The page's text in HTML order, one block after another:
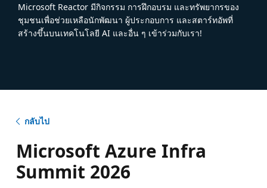
Microsoft Reactor มีกิจกรรม การฝึกอบรม และทรัพยากรของ
ชุมชนเพื่อช่วยเหลือนักพัฒนา ผู้ประกอบการ และสตาร์ทอัพที่
สร้างขึ้นบนเทคโนโลยี AI และอื่น ๆ เข้าร่วมกับเรา!
กลับไป
Microsoft Azure Infra
Summit 2026